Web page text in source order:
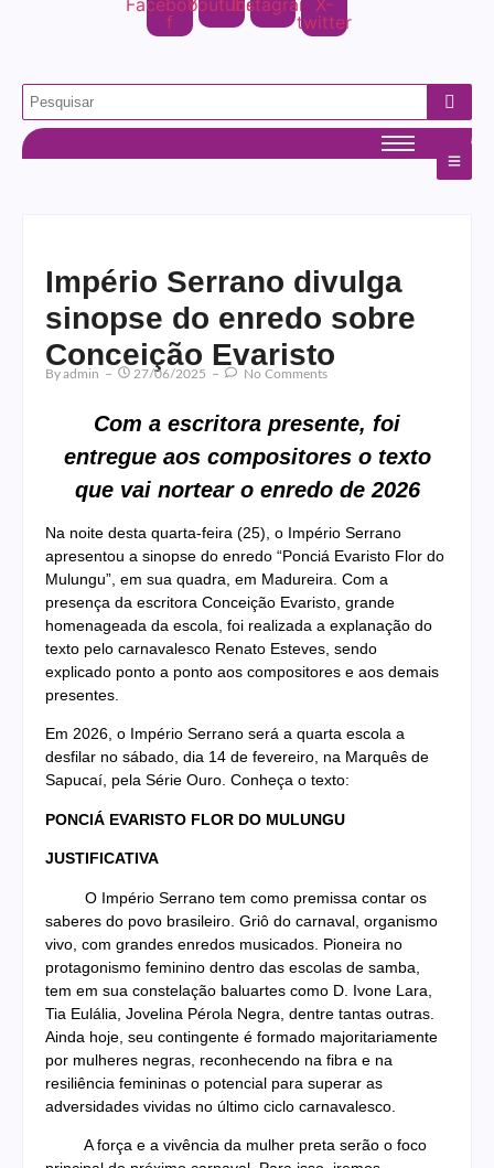
f
twitter
Império Serrano divulga
sinopse do enredo sobre
Conceição Evaristo
ByAdmin 27/06/2025 No Comments
Com a escritora presente, foi
entregue aos compositores o texto
que vai nortear o enredo de 2026
Na noite desta quarta-feira (25), o Império Serrano
apresentou a sinopse do enredo “Ponciá Evaristo Flor do
Mulungu”, em sua quadra, em Madureira. Com a
presença da escritora Conceição Evaristo, grande
homenageada da escola, foi realizada a explanação do
texto pelo carnavalesco Renato Esteves, sendo
explicado ponto a ponto aos compositores e aos demais
presentes.
Em 2026, o Império Serrano será a quarta escola a
desfilar no sábado, dia 14 de fevereiro, na Marquês de
Sapucaí, pela Série Ouro. Conheça o texto:
PONCIÁ EVARISTO FLOR DO MULUNGU
JUSTIFICATIVA
O Império Serrano tem como premissa contar os
saberes do povo brasileiro. Griô do carnaval, organismo
vivo, com grandes enredos musicados. Pioneira no
protagonismo feminino dentro das escolas de samba,
tem em sua constelação baluartes como D. Ivone Lara,
Tia Eulália, Jovelina Pérola Negra, dentre tantas outras.
Ainda hoje, seu contingente é formado majoritariamente
por mulheres negras, reconhecendo na fibra e na
resiliência femininas o potencial para superar as
adversidades vividas no último ciclo carnavalesco.
A força e a vivência da mulher preta serão o foco